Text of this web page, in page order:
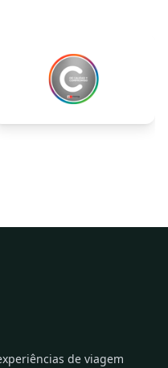
de viagem